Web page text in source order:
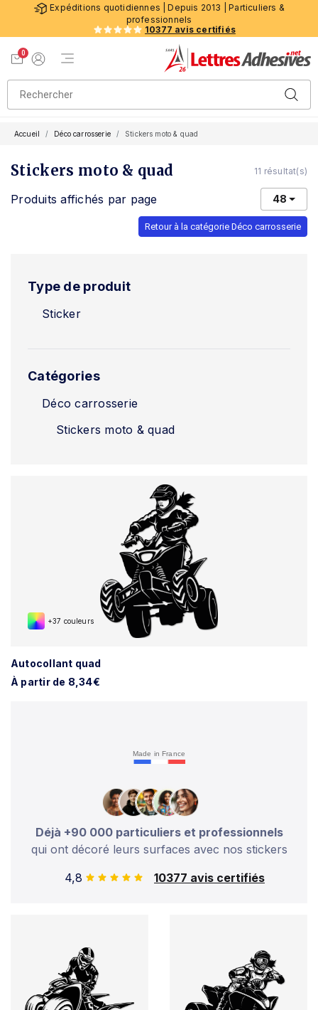
Expéditions quotidiennes | Depuis 2013 | Particuliers &
professionnels
10377 avis certifiés
0
Menu de navigation
Accueil Déco carrosserie Stickers moto & quad
Stickers moto & quad 11 résultat(s)
Produits affichés par page 48
Retour à la catégorie Déco carrosserie
Type de produit
Sticker
Catégories
Déco carrosserie
Stickers moto & quad
+37 couleurs
Autocollant quad
À partir de 8,34€
Made in France
Déjà +90 000 particuliers et professionnels
qui ont décoré leurs surfaces avec nos stickers
4,8
10377 avis certifiés